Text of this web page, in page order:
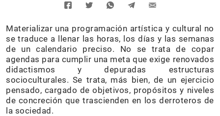
Materializar una programación artística y cultural no
se traduce a llenar las horas, los días y las semanas
de un calendario preciso. No se trata de copar
agendas para cumplir una meta que exige renovados
didactismos y depuradas estructuras
socioculturales. Se trata, más bien, de un ejercicio
pensado, cargado de objetivos, propósitos y niveles
de concreción que trascienden en los derroteros de
la sociedad.